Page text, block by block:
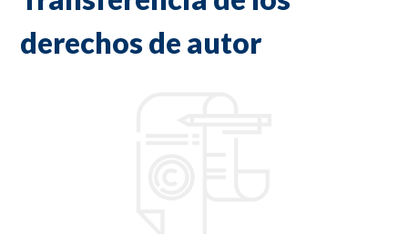
derechos de autor